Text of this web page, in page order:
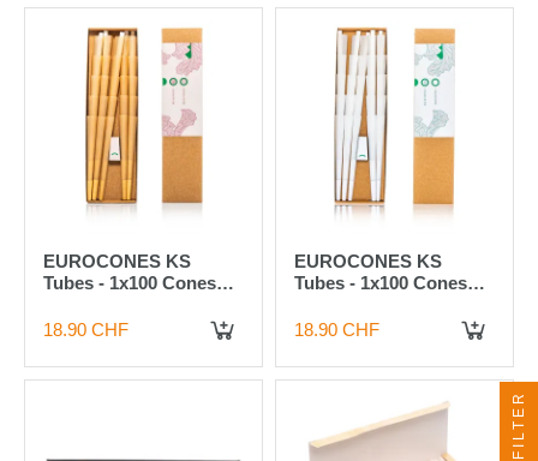
EUROCONES KS
Tubes - 1x100 Cones
109mm
18.90 CHF
EUROCONES KS
Tubes - 1x100 Cones
18.90 CHF
FILTER